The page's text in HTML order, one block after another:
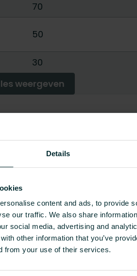
Details
content and ads, to provide
our traffic. We also share
social media, advertising and
other information that you’ve
from your use of their services.
70
50
30
weergeven
- verzinkt
wij je helpen?
architect, planner,
bent, kies een
je graag met jouw